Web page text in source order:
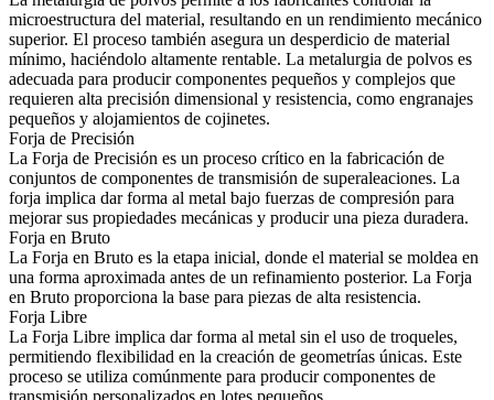
microestructura del material, resultando en un rendimiento mecánico
superior. El proceso también asegura un desperdicio de material
mínimo, haciéndolo altamente rentable. La metalurgia de polvos es
adecuada para producir componentes pequeños y complejos que
requieren alta precisión dimensional y resistencia, como engranajes
pequeños y alojamientos de cojinetes.
Forja de Precisión
La Forja de Precisión es un proceso crítico en la fabricación de
conjuntos de componentes de transmisión de superaleaciones. La
forja implica dar forma al metal bajo fuerzas de compresión para
mejorar sus propiedades mecánicas y producir una pieza duradera.
Forja en Bruto
La Forja en Bruto es la etapa inicial, donde el material se moldea en
una forma aproximada antes de un refinamiento posterior. La Forja
en Bruto proporciona la base para piezas de alta resistencia.
Forja Libre
La Forja Libre implica dar forma al metal sin el uso de troqueles,
permitiendo flexibilidad en la creación de geometrías únicas. Este
proceso se utiliza comúnmente para producir componentes de
transmisión personalizados en lotes pequeños.